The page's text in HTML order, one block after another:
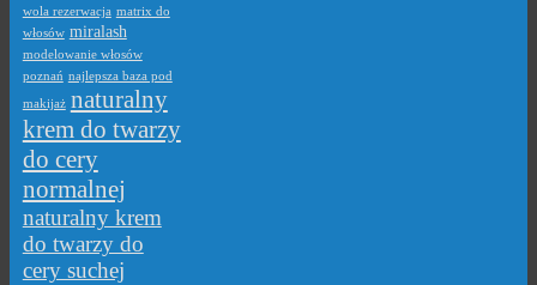
wola rezerwacja matrix do
włosów miralash
modelowanie włosów
poznań najlepsza baza pod
makijaż naturalny
krem do twarzy
do cery
normalnej
naturalny krem
do twarzy do
cery suchej